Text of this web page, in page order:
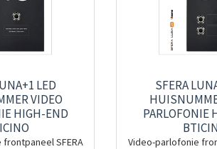
LED
VIDEO
HIGH-END
SFERA
SFERA
PARLOFONIE
Video-parlofonie